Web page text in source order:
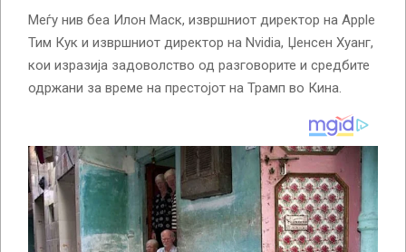
Меѓу нив беа Илон Маск, извршниот директор на Apple
Тим Кук и извршниот директор на Nvidia, Џенсен Хуанг,
кои изразија задоволство од разговорите и средбите
одржани за време на престојот на Трамп во Кина.